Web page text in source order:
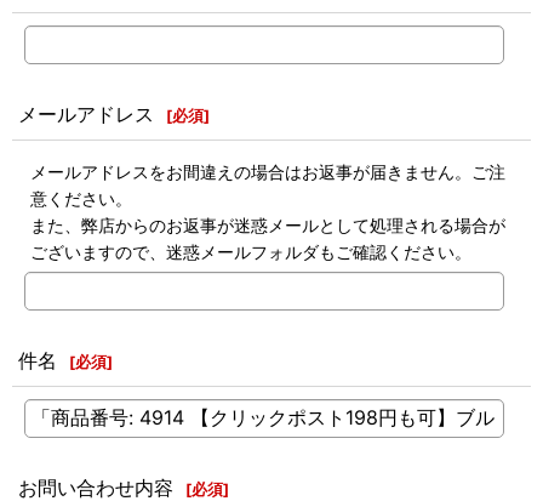
メールアドレス [必須]
メールアドレスをお間違えの場合はお返事が届きません。ご注
意ください。
また、弊店からのお返事が迷惑メールとして処理される場合が
ございますので、迷惑メールフォルダもご確認ください。
件名 [必須]
お問い合わせ内容 [必須]